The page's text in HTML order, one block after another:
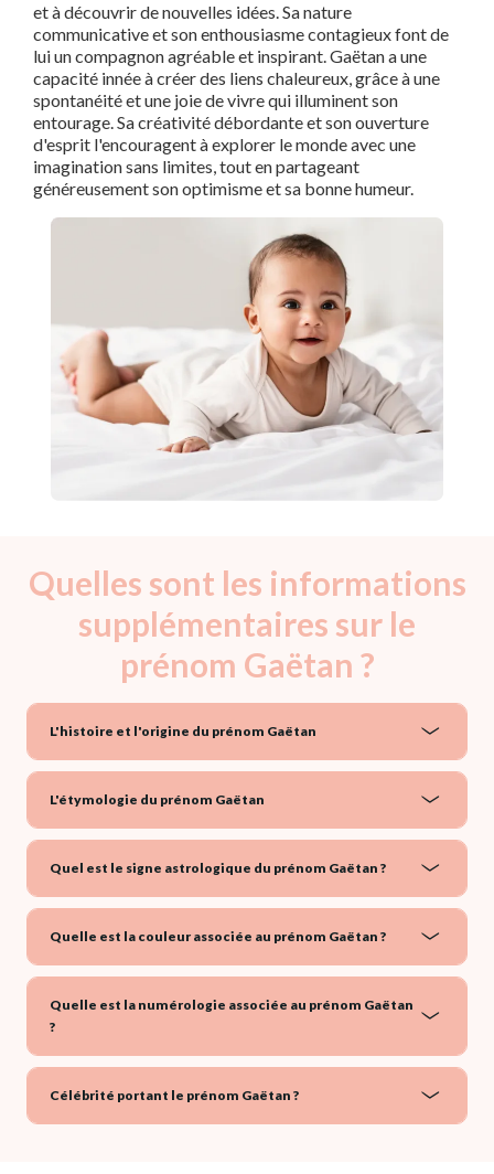
et à découvrir de nouvelles idées. Sa nature
communicative et son enthousiasme contagieux font de
lui un compagnon agréable et inspirant. Gaëtan a une
capacité innée à créer des liens chaleureux, grâce à une
spontanéité et une joie de vivre qui illuminent son
entourage. Sa créativité débordante et son ouverture
d'esprit l'encouragent à explorer le monde avec une
imagination sans limites, tout en partageant
généreusement son optimisme et sa bonne humeur.
Quelles sont les informations
supplémentaires sur le
prénom Gaëtan ?
L'histoire et l'origine du prénom Gaëtan
L'étymologie du prénom Gaëtan
Quel est le signe astrologique du prénom Gaëtan ?
Quelle est la couleur associée au prénom Gaëtan ?
Quelle est la numérologie associée au prénom Gaëtan
?
Célébrité portant le prénom Gaëtan ?